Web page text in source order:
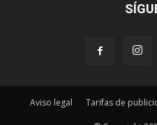
Aviso legal Tarifas de